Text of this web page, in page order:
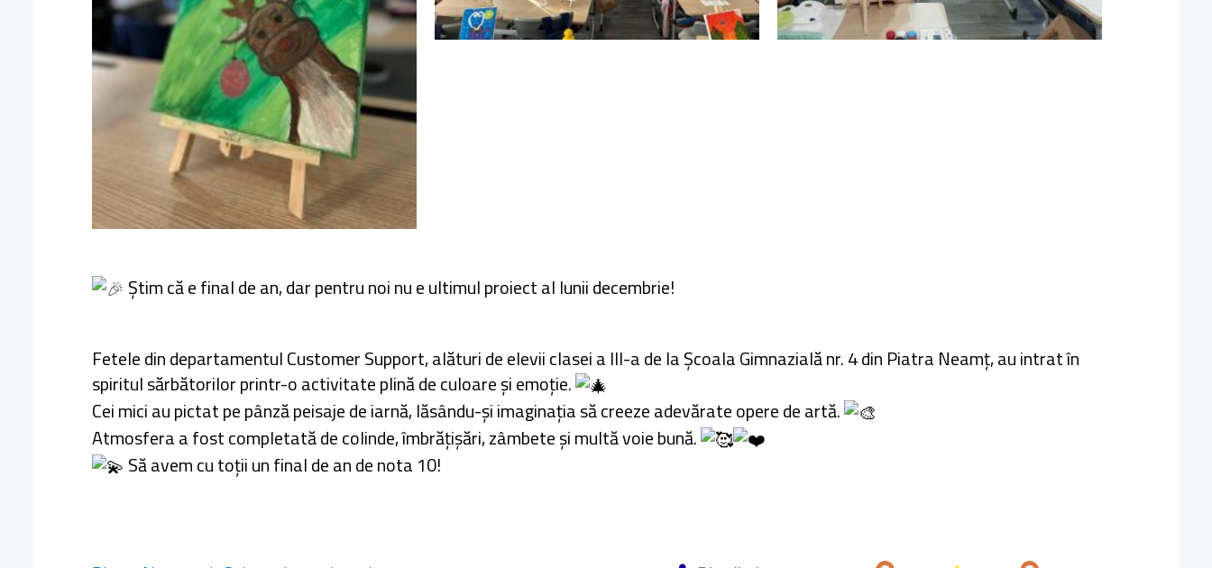
Știm că e final de an, dar pentru noi nu e ultimul proiect al lunii decembrie!
Fetele din departamentul Customer Support, alături de elevii clasei a III-a de la Școala Gimnazială nr. 4 din Piatra Neamț, au intrat în
spiritul sărbătorilor printr-o activitate plină de culoare și emoție.
Cei mici au pictat pe pânză peisaje de iarnă, lăsându-și imaginația să creeze adevărate opere de artă.
Atmosfera a fost completată de colinde, îmbrățișări, zâmbete și multă voie bună.
Să avem cu toții un final de an de nota 10!